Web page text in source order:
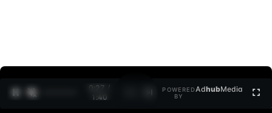
0:27 /
1:40
POWERED
BY
AdhubMedia